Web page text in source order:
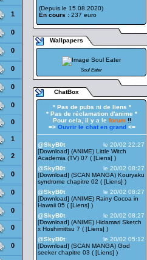
1
0
0
0
0
0
0
1
2
0
0
0
0
0
(Depuis le 15.08.2020)
En cours : 237 euro
Wallpapers
Soul Eater
ChatBox
* Pas de pubs ni de liens *
* Pas de réclamation d'anime *
Pour cela, il y a le forum!!
=> Ouvrir le chat en grand<=
——————————————————
@SkyB0t
le 20/02 22:27
[Download] (ANIME) Little Witch
Academia (TV) 07 ( [Liens] )
@SkyB0t
le 20/02 08:27
[Download] (SCAN MANGA) Kouryaku
syndrome chapitre 02 ( [Liens] )
@SkyB0t
le 20/02 08:27
[Download] (ANIME) Rainy Cocoa in
Hawaii 05 ( [Liens] )
@SkyB0t
le 20/02 08:27
[Download] (ANIME) Hidamari Sketch
x Hoshimittsu 7 ( [Liens] )
@SkyB0t
le 20/02 05:12
[Download] (SCAN MANGA) God
seeker chapitre 03 ( [Liens] )